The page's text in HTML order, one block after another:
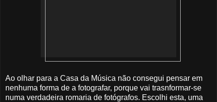
Ao olhar para a Casa da Música não consegui pensar em
nenhuma forma de a fotografar, porque vai trasnformar-se
numa verdadeira romaria de fotógrafos. Escolhi esta, uma